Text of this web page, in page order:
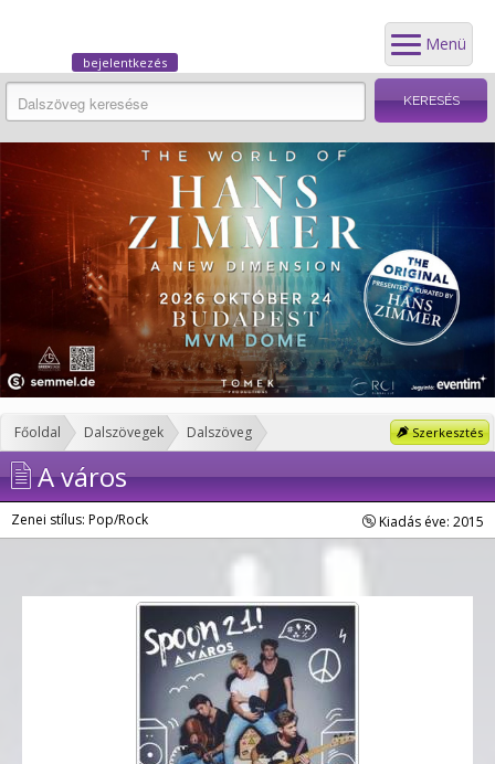
Menü
bejelentkezés
Szerkesztés
Főoldal Dalszövegek Dalszöveg
A város
Zenei stílus: Pop/Rock Kiadás éve: 2015